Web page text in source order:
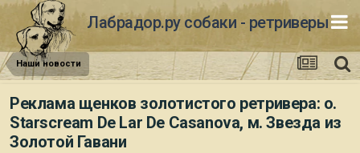
Лабрадор.ру собаки - ретриверы
Наши новости
Реклама щенков золотистого ретривера: о.
Starscream De Lar De Casanova, м. Звезда из
Золотой Гавани